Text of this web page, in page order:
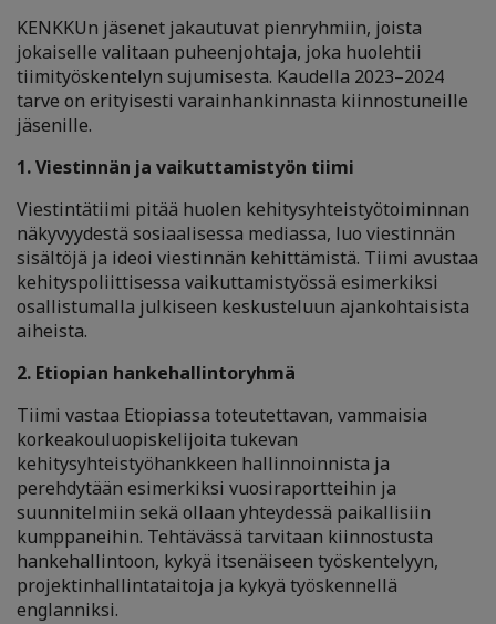
KENKKUn jäsenet jakautuvat pienryhmiin, joista
jokaiselle valitaan puheenjohtaja, joka huolehtii
tiimityöskentelyn sujumisesta. Kaudella 2023–2024
tarve on erityisesti varainhankinnasta kiinnostuneille
jäsenille.
1. Viestinnän ja vaikuttamistyön tiimi
Viestintätiimi pitää huolen kehitysyhteistyötoiminnan
näkyvyydestä sosiaalisessa mediassa, luo viestinnän
sisältöjä ja ideoi viestinnän kehittämistä. Tiimi avustaa
kehityspoliittisessa vaikuttamistyössä esimerkiksi
osallistumalla julkiseen keskusteluun ajankohtaisista
aiheista.
2. Etiopian hankehallintoryhmä
Tiimi vastaa Etiopiassa toteutettavan, vammaisia
korkeakouluopiskelijoita tukevan
kehitysyhteistyöhankkeen hallinnoinnista ja
perehdytään esimerkiksi vuosiraportteihin ja
suunnitelmiin sekä ollaan yhteydessä paikallisiin
kumppaneihin. Tehtävässä tarvitaan kiinnostusta
hankehallintoon, kykyä itsenäiseen työskentelyyn,
projektinhallintataitoja ja kykyä työskennellä
englanniksi.